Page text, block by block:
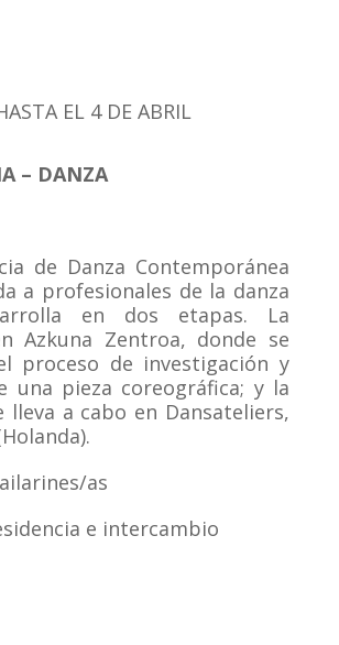
EL 4 DE ABRIL
– DANZA
de Danza Contemporánea
a profesionales de la danza
en dos etapas. La
Azkuna Zentroa, donde se
proceso de investigación y
una pieza coreográfica; y la
lleva a cabo en Dansateliers,
as
e intercambio